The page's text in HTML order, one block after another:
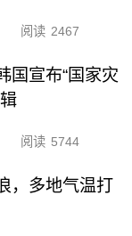
阅读 2467
宣布“国家灾
阅读 5744
，多地气温打